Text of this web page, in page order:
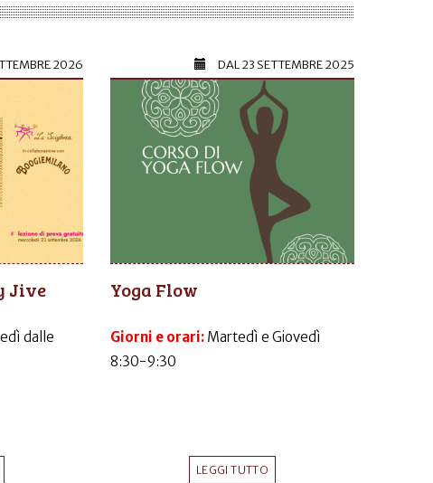
2026
Jive
dalle
DAL23 SETTEMBRE 2025
Yoga Flow
Giorni e orari: Martedì e Giovedì
8:30-9:30
LEGGI TUTTO